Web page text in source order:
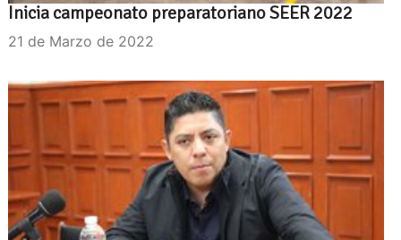
Inicia campeonato preparatoriano SEER 2022
21 de Marzo de 2022